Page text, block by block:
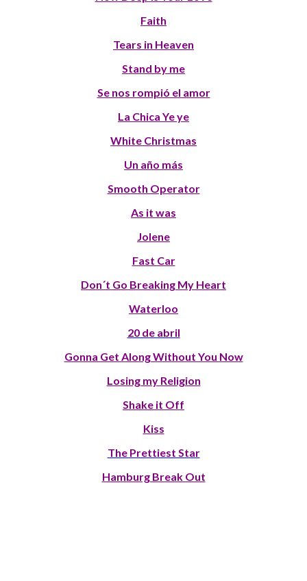
Faith
Tears in Heaven
Stand by me
Se nos rompió el amor
La Chica Ye ye
White Christmas
Un año más
Smooth Operator
As it was
Jolene
Fast Car
Don´t Go Breaking My Heart
Waterloo
20 de abril
Gonna Get Along Without You Now
Losing my Religion
Shake it Off
Kiss
The Prettiest Star
Hamburg Break Out